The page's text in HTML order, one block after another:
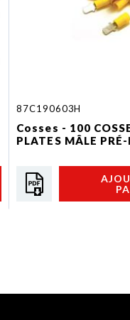
87C190603H
Cosses - 100
PLATES MÂLE